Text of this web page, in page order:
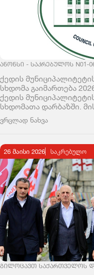
ᲐᲜᲝᲜᲡᲘ - ᲡᲐᲙᲠᲔᲑᲣᲚᲝᲡ N01-
ქედის
სხდომა გაიმართება
ქედის
სხდომათა დარბაზში.
ვრცლად ნახვა
26 მაისი 2026 ᲡᲐᲙᲠᲔᲑᲣᲚᲝ
ᲒᲘᲚᲝᲪᲐᲕᲗ ᲡᲐᲥᲐᲠᲗᲕᲔᲚᲝᲡ